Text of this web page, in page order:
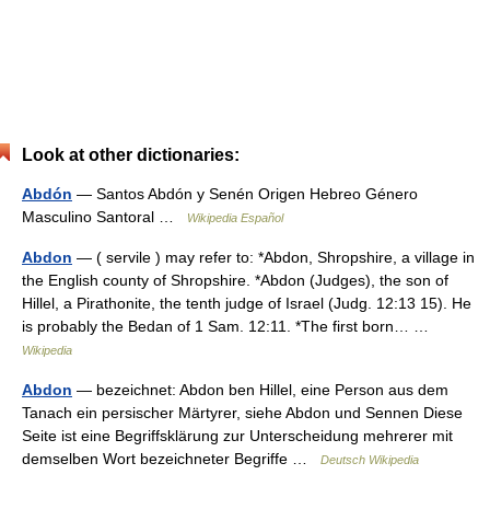
Look at other dictionaries:
Abdón — Santos Abdón y Senén Origen Hebreo Género
Masculino Santoral …
Wikipedia Español
Abdon — ( servile ) may refer to: *Abdon, Shropshire, a village in
the English county of Shropshire. *Abdon (Judges), the son of
Hillel, a Pirathonite, the tenth judge of Israel (Judg. 12:13 15). He
is probably the Bedan of 1 Sam. 12:11. *The first born… …
Wikipedia
Abdon — bezeichnet: Abdon ben Hillel, eine Person aus dem
Tanach ein persischer Märtyrer, siehe Abdon und Sennen Diese
Seite ist eine Begriffsklärung zur Unterscheidung mehrerer mit
demselben Wort bezeichneter Begriffe …
Deutsch Wikipedia